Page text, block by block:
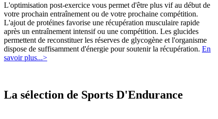
L'optimisation post-exercice vous permet d'être plus vif au début de
votre prochain entraînement ou de votre prochaine compétition.
L'ajout de protéines favorise une récupération musculaire rapide
après un entraînement intensif ou une compétition. Les glucides
permettent de reconstituer les réserves de glycogène et l'organisme
dispose de suffisamment d'énergie pour soutenir la récupération. En
savoir plus...>
La sélection de Sports D'Endurance